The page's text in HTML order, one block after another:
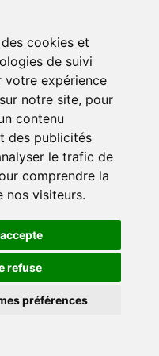
cookies et
de suivi
votre expérience
notre site, pour
contenu
des publicités
le trafic de
comprendre la
nos visiteurs.
refuse
préférences